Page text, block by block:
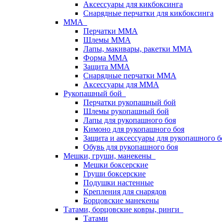
Аксессуары для кикбоксинга
Снарядные перчатки для кикбоксинга
ММА
Перчатки ММА
Шлемы ММА
Лапы, макивары, ракетки ММА
Форма ММА
Защита ММА
Снарядные перчатки ММА
Аксессуары для ММА
Рукопашный бой
Перчатки рукопашный бой
Шлемы рукопашный бой
Лапы для рукопашного боя
Кимоно для рукопашного боя
Защита и аксессуары для рукопашного
Обувь для рукопашного боя
Мешки, груши, манекены
Мешки боксерские
Груши боксерские
Подушки настенные
Крепления для снарядов
Борцовские манекены
Татами, борцовские ковры, ринги
Татами